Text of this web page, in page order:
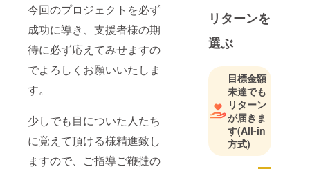
今回のプロジェクトを必ず
成功に導き、支援者様の期
待に必ず応えてみせますの
でよろしくお願いいたしま
す。
少しでも目についた人たち
に覚えて頂ける様精進致し
ますので、ご指導ご鞭撻の
リターンを
選ぶ
目標金額
未達でも
リターン
が届きま
す(All-in
方式)